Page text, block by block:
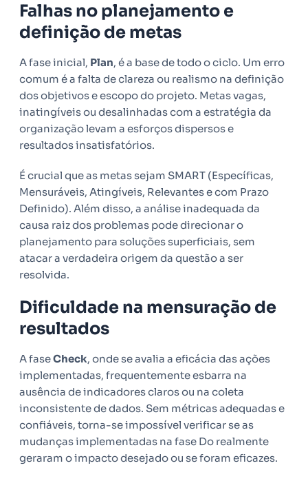
Falhas no planejamento e
definição de metas
A fase inicial, Plan, é a base de todo o ciclo. Um erro
comum é a falta de clareza ou realismo na definição
dos objetivos e escopo do projeto. Metas vagas,
inatingíveis ou desalinhadas com a estratégia da
organização levam a esforços dispersos e
resultados insatisfatórios.
É crucial que as metas sejam SMART (Específicas,
Mensuráveis, Atingíveis, Relevantes e com Prazo
Definido). Além disso, a análise inadequada da
causa raiz dos problemas pode direcionar o
planejamento para soluções superficiais, sem
atacar a verdadeira origem da questão a ser
resolvida.
Dificuldade na mensuração de
resultados
A faseCheck, onde se avalia a eficácia das ações
implementadas, frequentemente esbarra na
ausência de indicadores claros ou na coleta
inconsistente de dados. Sem métricas adequadas e
confiáveis, torna-se impossível verificar se as
mudanças implementadas na fase Do realmente
geraram o impacto desejado ou se foram eficazes.